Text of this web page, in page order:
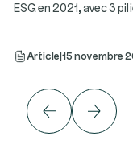
ESG en 2021, avec 3
Article 15 novembre